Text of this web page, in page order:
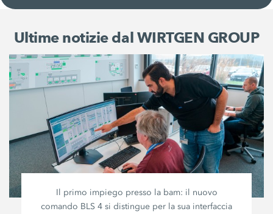
Ultime notizie dal WIRTGEN GROUP
Il primo impiego presso la bam: il nuovo
comando BLS 4 si distingue per la sua interfaccia